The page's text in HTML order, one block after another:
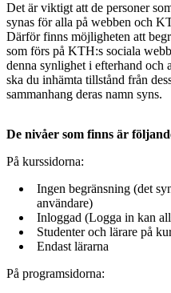
Det är viktigt att de personer
synas för alla på webben och
Därför finns möjligheten att
som förs på KTH:s sociala
denna synlighet i efterhand och
ska du inhämta tillstånd från
sammanhang deras namn syns.
De nivåer som finns är
På kurssidorna:
Ingen begränsning (det
användare)
Inloggad (Logga in kan
Studenter och lärare på
Endast lärarna
På programsidorna: